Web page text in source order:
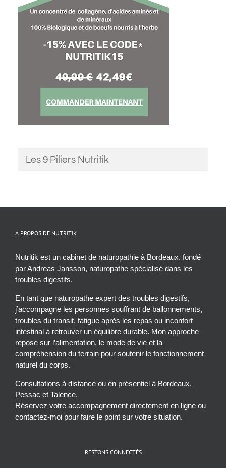
Les 9 Piliers Nutritik
A PROPOS DE NUTRITIK
Nutritik est un cabinet de naturopathie à Bordeaux, fondé
par Andreas Jansson, naturopathe spécialisé dans les
troubles digestifs.
En tant que naturopathe expert des troubles digestifs,
j’accompagne les personnes souffrant de ballonnements,
troubles du transit, fatigue après les repas ou inconfort
intestinal à retrouver un équilibre durable. Mon approche
repose sur l’alimentation, le mode de vie et la
compréhension du terrain pour soutenir le fonctionnement
naturel du corps.
Consultations à distance ou en présentiel à Bordeaux,
Pessac et Talence.
Réservez votre accompagnement directement en ligne ou
contactez-moi pour faire le point sur votre situation.
RESTONS CONNECTÉS